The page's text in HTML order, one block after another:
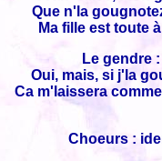
Que n'la
Ma fille est toute
Le gendre :
Oui, mais, si j'la
Ca m'laissera
Choeurs :